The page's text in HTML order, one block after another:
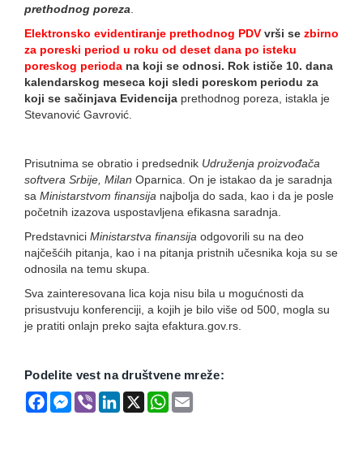
prethodnog poreza
Elektronsko evidentiranje prethodnog PDV vrši se zbirno
za poreski period u roku od deset dana po isteku
poreskog perioda na koji se odnosi. Rok ističe 10. dana
kalendarskog meseca koji sledi poreskom periodu za
koji se sačinjava Evidencija prethodnog poreza, istakla je
Stevanović Gavrović.
Prisutnima se obratio i predsednik Udruženja proizvođača
softvera Srbije, Milan Oparnica. On je istakao da je saradnja
sa Ministarstvom finansija najbolja do sada, kao i da je posle
početnih izazova uspostavljena efikasna saradnja.
Predstavnici Ministarstva finansija odgovorili su na deo
najčešćih pitanja, kao i na pitanja pristnih učesnika koja su se
odnosila na temu skupa.
Sva zainteresovana lica koja nisu bila u mogućnosti da
prisustvuju konferenciji, a kojih je bilo više od 500, mogla su
je pratiti onlajn preko sajta efaktura.gov.rs.
Podelite vest na društvene mreže:
FacebookMessenger
Viber LinkedIn
X WhatsApp